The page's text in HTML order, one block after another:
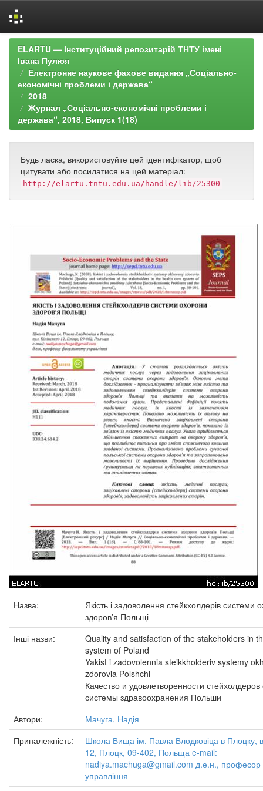
Skip
navigation
ELARTU — Інституційний репозитарій ТНТУ імені
Івана Пулюя
Електронне наукове фахове видання „Соціально-
економічні проблеми і держава“
2018
Журнал „Соціально-економічні проблеми і
держава“, 2018, Випуск 1(18)
Будь ласка, використовуйте цей ідентифікатор, щоб
цитувати або посилатися на цей матеріал:
http://elartu.tntu.edu.ua/handle/lib/25300
Назва:
Якість і задоволення стейкхолдерів системи
здоров'я Польщі
Інші назви:
Quality and satisfaction of the stakeholders in
system of Poland
Yakist i zadovolennia steikkholderiv systemy
zdorovia Polshchi
Качество и удовлетворенности стейхолдеров
системы здравоохранения Польши
Автори:
Мачуга, Надія
Приналежність:
Школа Вища ім. Павла Влодковіца в Плоцку,
12, Плоцк, 09-402, Польща e-mail:
nadiya.machuga@gmail.com д.е.н., професор
управління